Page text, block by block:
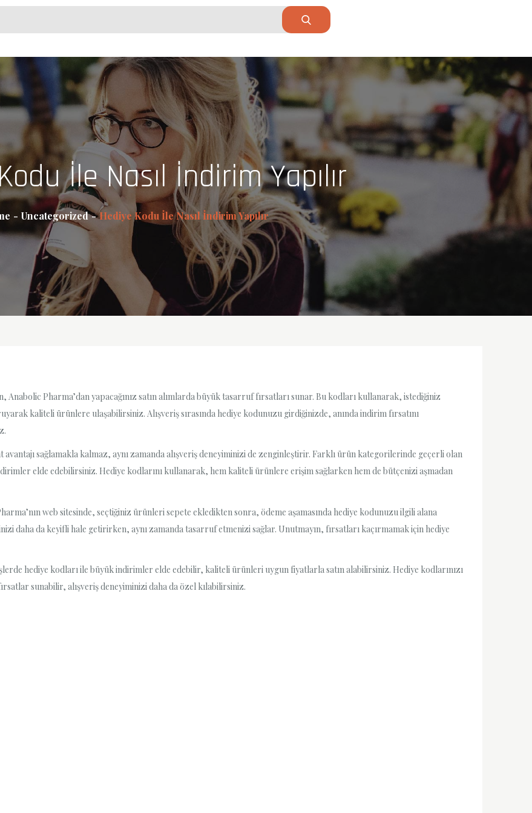
İle Nasıl İndirim Yapılır
Uncategorized Hediye Kodu İle Nasıl İndirim Yapılır
Pharma’dan yapacağınız satın alımlarda büyük tasarruf fırsatları sunar. Bu kodları kullanarak, istediğiniz
kaliteli ürünlere ulaşabilirsiniz. Alışveriş sırasında hediye kodunuzu girdiğinizde, anında indirim fırsatını
avantajı sağlamakla kalmaz, aynı zamanda alışveriş deneyiminizi de zenginleştirir. Farklı ürün kategorilerinde geçerli olan
elde edebilirsiniz. Hediye kodlarını kullanarak, hem kaliteli ürünlere erişim sağlarken hem de bütçenizi aşmadan
web sitesinde, seçtiğiniz ürünleri sepete ekledikten sonra, ödeme aşamasında hediye kodunuzu ilgili alana
daha da keyifli hale getirirken, aynı zamanda tasarruf etmenizi sağlar. Unutmayın, fırsatları kaçırmamak için hediye
hediye kodları ile büyük indirimler elde edebilir, kaliteli ürünleri uygun fiyatlarla satın alabilirsiniz. Hediye kodlarınızı
sunabilir, alışveriş deneyiminizi daha da özel kılabilirsiniz.